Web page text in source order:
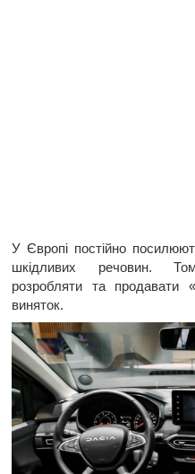
У Європі постійно
шкідливих речовин.
розробляти та
виняток.